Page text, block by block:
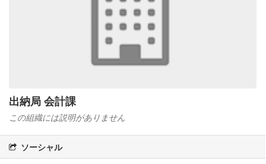
出納局 会計課
この組織には説明がありません
ソーシャル